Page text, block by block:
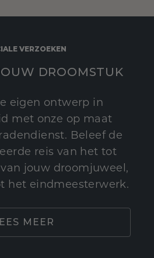
VERZOEKEN
DROOMSTUK
eigen ontwerp in
met onze op maat
Beleef de
reis van het tot
jouw droomjuweel,
het eindmeesterwerk.
MEER